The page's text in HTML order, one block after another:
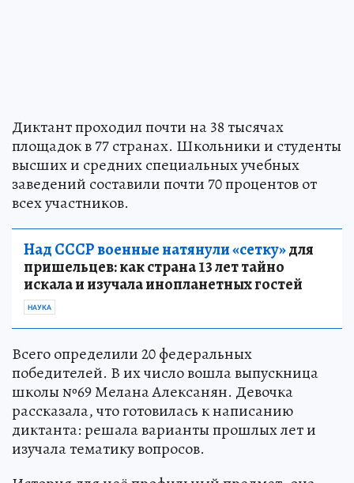
Диктант проходил почти на 38 тысячах
площадок в 77 странах. Школьники и студенты
высших и средних специальных учебных
заведений составили почти 70 процентов от
всех участников.
Над СССР военные натянули «сетку»для
пришельцев: как страна 13 лет тайно
искала и изучала инопланетных гостей
НАУКА
Всего определили 20 федеральных
победителей. В их число вошла выпускница
школы №69 Мелана Алексанян. Девочка
рассказала, что готовилась к написанию
диктанта: решала варианты прошлых лет и
изучала тематику вопросов.